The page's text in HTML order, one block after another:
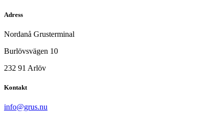
Adress
Nordanå Grusterminal
Burlövsvägen 10
232 91 Arlöv
Kontakt
info@grus.nu